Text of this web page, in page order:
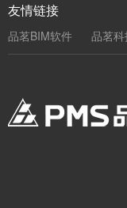
友情链接
品茗BIM软件 品茗